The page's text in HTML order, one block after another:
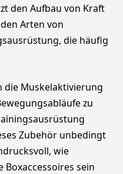
den Aufbau von Kraft
Arten von
die häufig
Muskelaktivierung
zu
Zubehör unbedingt
wie
sein